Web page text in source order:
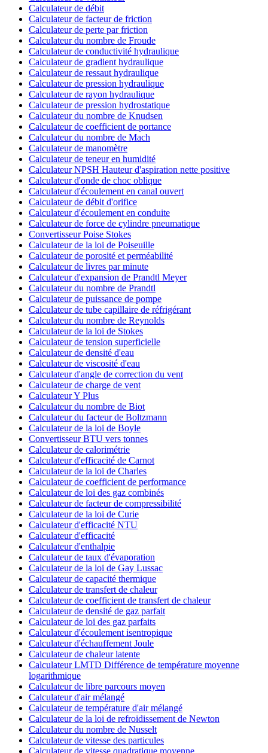
Calculateur de débit
Calculateur de facteur de friction
Calculateur de perte par friction
Calculateur du nombre de Froude
Calculateur de conductivité hydraulique
Calculateur de gradient hydraulique
Calculateur de ressaut hydraulique
Calculateur de pression hydraulique
Calculateur de rayon hydraulique
Calculateur de pression hydrostatique
Calculateur du nombre de Knudsen
Calculateur de coefficient de portance
Calculateur du nombre de Mach
Calculateur de manomètre
Calculateur de teneur en humidité
Calculateur NPSH Hauteur d'aspiration nette positive
Calculateur d'onde de choc oblique
Calculateur d'écoulement en canal ouvert
Calculateur de débit d'orifice
Calculateur d'écoulement en conduite
Calculateur de force de cylindre pneumatique
Convertisseur Poise Stokes
Calculateur de la loi de Poiseuille
Calculateur de porosité et perméabilité
Calculateur de livres par minute
Calculateur d'expansion de Prandtl Meyer
Calculateur du nombre de Prandtl
Calculateur de puissance de pompe
Calculateur de tube capillaire de réfrigérant
Calculateur du nombre de Reynolds
Calculateur de la loi de Stokes
Calculateur de tension superficielle
Calculateur de densité d'eau
Calculateur de viscosité d'eau
Calculateur d'angle de correction du vent
Calculateur de charge de vent
Calculateur Y Plus
Calculateur du nombre de Biot
Calculateur du facteur de Boltzmann
Calculateur de la loi de Boyle
Convertisseur BTU vers tonnes
Calculateur de calorimétrie
Calculateur d'efficacité de Carnot
Calculateur de la loi de Charles
Calculateur de coefficient de performance
Calculateur de loi des gaz combinés
Calculateur de facteur de compressibilité
Calculateur de la loi de Curie
Calculateur d'efficacité NTU
Calculateur d'efficacité
Calculateur d'enthalpie
Calculateur de taux d'évaporation
Calculateur de la loi de Gay Lussac
Calculateur de capacité thermique
Calculateur de transfert de chaleur
Calculateur de coefficient de transfert de chaleur
Calculateur de densité de gaz parfait
Calculateur de loi des gaz parfaits
Calculateur d'écoulement isentropique
Calculateur d'échauffement Joule
Calculateur de chaleur latente
Calculateur LMTD Différence de température moyenne
logarithmique
Calculateur de libre parcours moyen
Calculateur d'air mélangé
Calculateur de température d'air mélangé
Calculateur de la loi de refroidissement de Newton
Calculateur du nombre de Nusselt
Calculateur de vitesse des particules
Calculateur de vitesse quadratique moyenne